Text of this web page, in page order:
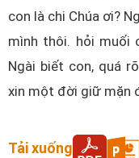
con là chi Chúa ơi?
mình thôi. hỏi muối
Ngài biết con, quá
xin một đời giữ mặn
Tải xuống